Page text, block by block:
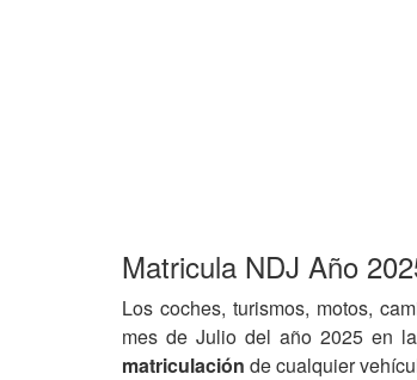
Matricula NDJ Año
Los coches, turismos, motos,
mes de Julio del año 2025 en
matriculación de cualquier